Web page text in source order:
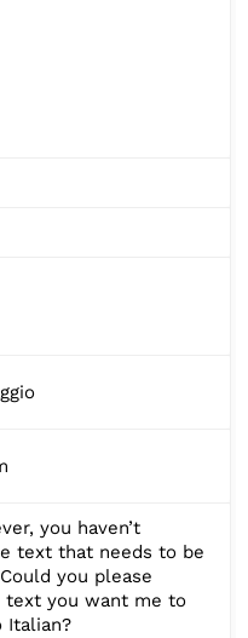
you haven’t
text that needs to be
you please
text you want me to
Italian?